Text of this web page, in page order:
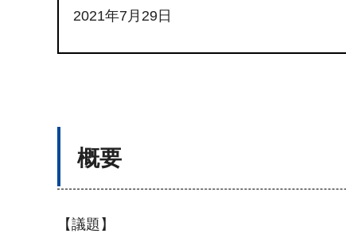
2021年7月29日
概要
【議題】